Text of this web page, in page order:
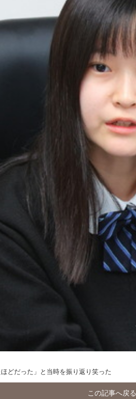
どだった」と当時を振り返り笑った
この記事へ戻る